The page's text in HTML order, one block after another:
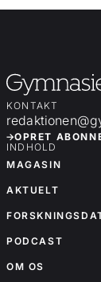
KONTAKT
OPRET
INDHOLD
MAGASIN
AKTUELT
PODCAST
OM OS